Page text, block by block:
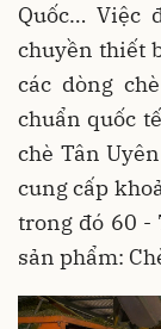
Quốc… Việc
chuyền thiết
các dòng
chuẩn quốc
chè Tân
cung cấp
trong đó 60 -
sản phẩm: